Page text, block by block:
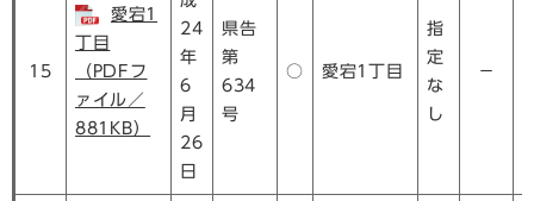
15
愛宕1
丁目
（PDFフ
ァイル／
881KB）
24
年
6
月
26
日
県告
第
634
号
○ 愛宕1丁目
指
定
な
し
－